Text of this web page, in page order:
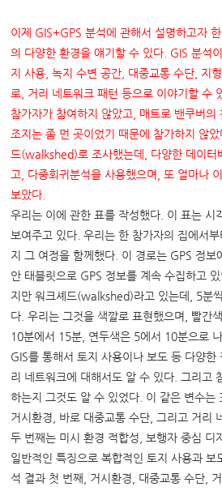
이제 GIS+GPS분석에 관해서 설명하고자
의 다양한 환경을 얘기할 수 있다 . GIS분석
지 사용 ,녹지 수변 공간 대중교통 수단 지형
로
거리 네트워크 패턴 등으로 이야기할 수
참가자가 참여하지 않았고
매트로 밴쿠버의
조지는 좀 먼 곳이었기 때문에 참가하지 않았
드(walkshed)로 조사했는데
다양한 데이터
고
다중회귀분석을 사용했으며
또 얼마나
보았다
우리는 이에 관한 표를 작성했다. 이 표는 시
보여주고 있다. 우리는 한 참가자의 집에서
지 그 여정을 함께했다. 이 경로는 GPS 정보
안 태블릿으로 GPS 정보를 계속 수집하고
지만 워크셰드(walkshed)라고 있는데, 5분
다. 우리는 그것을 색깔로 표현했으며, 빨간
10분에서 15분, 연두색은 5에서 10분으로
GIS를 통해서 토지 사용이나 보도 등 다양한
리 네트워크에 대해서도 알 수 있다. 그리고
하는지 그것도 알 수 있었다. 이 같은 변수는
거시환경, 바로 대중교통 수단, 그리고 거리
두 번째는 미시 환경 적합성, 보행자 중심 디
일반적인 특징으로 복합적인 토지 사용과
석 결과 첫 번째, 거시환경, 대중교통 수단,